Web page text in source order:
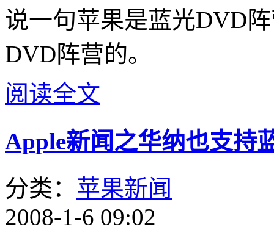
说一句苹果是蓝光DVD
DVD阵营的。
阅读全文
Apple新闻之华纳也支持
分类： 苹果新闻
2008-1-6 09:02